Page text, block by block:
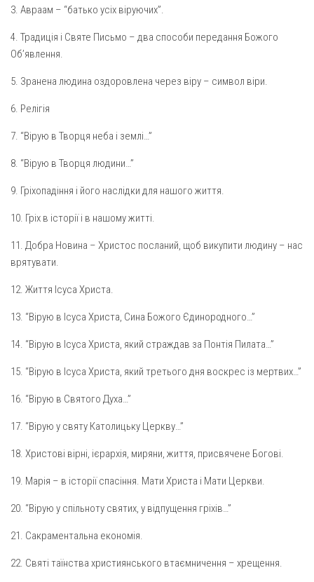
Архистратига Михаїла (м. Люботин)
Покрови Пресвятої Богородиці (с. Вільча)
Парафія Благовіщення Пресвятої Богородиці (смт
(Красноград)
Всіх Святих українського народу (м. Полтава)
Свято-Юріївська парафія (м. Полтава)
Архистратига Михаїла (с. Пригарівка)
Введення у храм Пресвятої Богородиці (с. Дашківка)
Вознесіння ГНІХ (с. Витівка)
Вознесіння Господнього (м. Кобеляки)
Св. Апостола Андрія Первозванного (с. Засулля)
Св. Миколая (с. Деменки)
Успіння Пресвятої Богородиці (м. Кременчук)
Успіння Пресвятої Богородиці (м. Лубни)
Парохії Сумської області
Газета Християнський голос
Надруковані числа
Молитви
Галерея
Рух pro-life
3. Авраам – “батько усіх віруючих”.
4. Традиція і Святе Письмо – два способи передання Божого
Об’явлення.
5. Зранена людина оздоровлена через віру – символ віри.
6. Релігія
7. “Вірую в Творця неба і землі…”
8. “Вірую в Творця людини…”
9. Гріхопадіння і його наслідки для нашого життя.
10. Гріх в історії і в нашому житті.
11. Добра Новина – Христос посланий, щоб викупити людину – нас
врятувати.
12. Життя Ісуса Христа.
13. “Вірую в Ісуса Христа, Сина Божого Єдинородного…”
14. “Вірую в Ісуса Христа, який страждав за Понтія Пилата…”
15. “Вірую в Ісуса Христа, який третього дня воскрес із мертвих…”
16. “Вірую в Святого Духа…”
17. “Вірую у святу Католицьку Церкву…”
18. Христові вірні, ієрархія, миряни, життя, присвячене Богові.
19. Марія – в історії спасіння. Мати Христа і Мати Церкви.
20. “Вірую у спільноту святих, у відпущення гріхів…”
21. Сакраментальна економія.
22. Святі таїнства християнського втаємничення – хрещення.